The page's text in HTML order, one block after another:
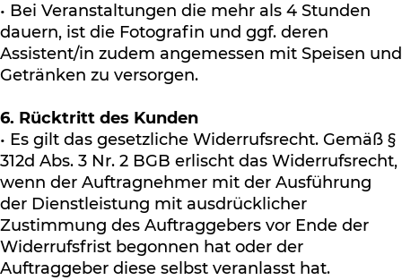
• Bei Veranstaltungen die mehr als 4 Stunden
dauern, ist die Fotografin und ggf. deren
Assistent/in zudem angemessen mit Speisen und
Getränken zu versorgen.
6. Rücktritt des Kunden
• Es gilt das gesetzliche Widerrufsrecht. Gemäß §
312d Abs. 3 Nr. 2 BGB erlischt das Widerrufsrecht,
wenn der Auftragnehmer mit der Ausführung
der Dienstleistung mit ausdrücklicher
Zustimmung des Auftraggebers vor Ende der
Widerrufsfrist begonnen hat oder der
Auftraggeber diese selbst veranlasst hat.